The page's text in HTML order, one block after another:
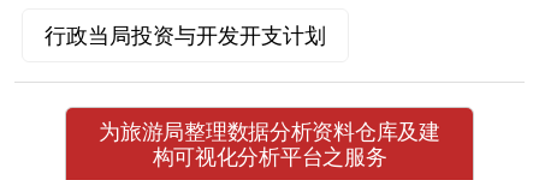
行政当局投资与开发开支计划
为旅游局整理数据分析资料仓库及建
构可视化分析平台之服务